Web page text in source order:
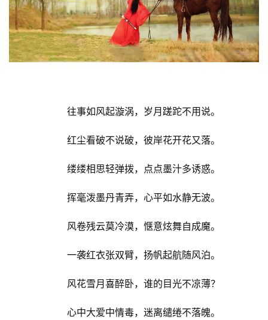
往事如风起漩涡，岁月蹉跎不用说。
红尘看破不说破，彼岸花开花又落。
缕缕相思轻弹拨，点点墨汁多诱惑。
挥毫泼墨丹青弄，心平如水静无波。
风卷残云莫冷漠，惬意炫舞自成魔。
一袭红衣张双臂，扬帆起航随风泊。
风花雪月喜醉卧，谁的目光不凉薄？
心中大爱中情毒，迷离缱绻不落魄。